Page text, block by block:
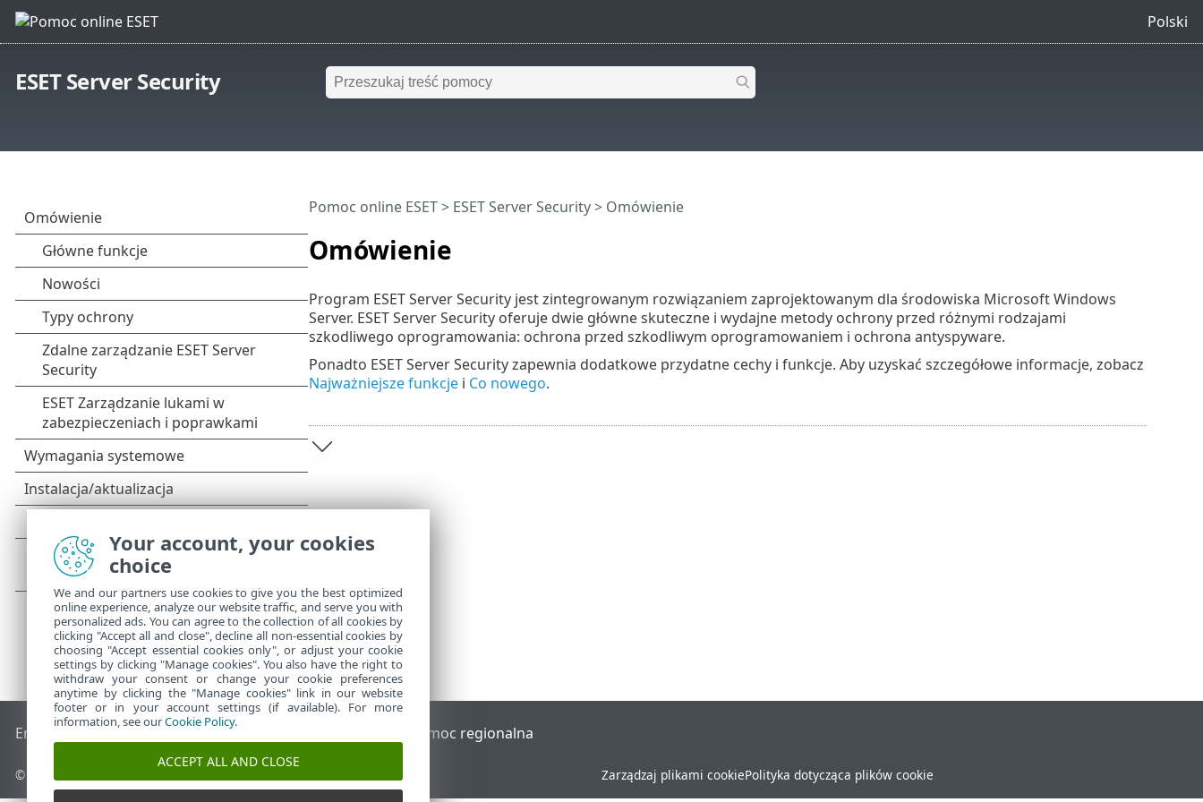
Polski
ESET Server Security
Omówienie
Pomoc online ESET> ESET Server Security> Omówienie
Program ESET Server Security jest zintegrowanym rozwiązaniem zaprojektowanym dla środowiska Microsoft Windows
Server. ESET Server Security oferuje dwie główne skuteczne i wydajne metody ochrony przed różnymi rodzajami
szkodliwego oprogramowania: ochrona przed szkodliwym oprogramowaniem i ochrona antyspyware.
Ponadto ESET Server Security zapewnia dodatkowe przydatne cechy i funkcje. Aby uzyskać szczegółowe informacje, zobacz
Najważniejsze funkcjei Co nowego.
End of Life Baza wiedzy ESET Forum ESET Pomoc regionalna
© 1992 - 2026 ESET, spol. s r.o. – Wszelkie prawa zastrzeżone. Zarządzaj plikami cookiePolityka dotycząca plików cookie
Your account, your cookies
choice
We and our partners use cookies to give you the best optimized
online experience, analyze our website traffic, and serve you with
personalized ads. You can agree to the collection of all cookies by
clicking "Accept all and close", decline all non-essential cookies by
choosing "Accept essential cookies only", or adjust your cookie
settings by clicking "Manage cookies". You also have the right to
withdraw your consent or change your cookie preferences
anytime by clicking the "Manage cookies" link in our website
footer or in your account settings (if available). For more
information, see ourCookie Policy.
ACCEPT ALL AND CLOSE